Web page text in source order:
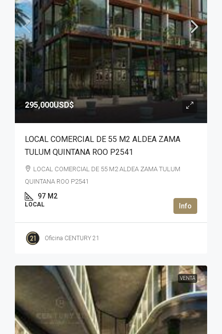
295,000USD$
LOCAL COMERCIAL DE 55 M2 ALDEA ZAMA
TULUM QUINTANA ROO P2541
LOCAL COMERCIAL DE 55 M2 ALDEA ZAMA TULUM
QUINTANA ROO P2541
97 M2
LOCAL
Oficina CENTURY 21
VENTA